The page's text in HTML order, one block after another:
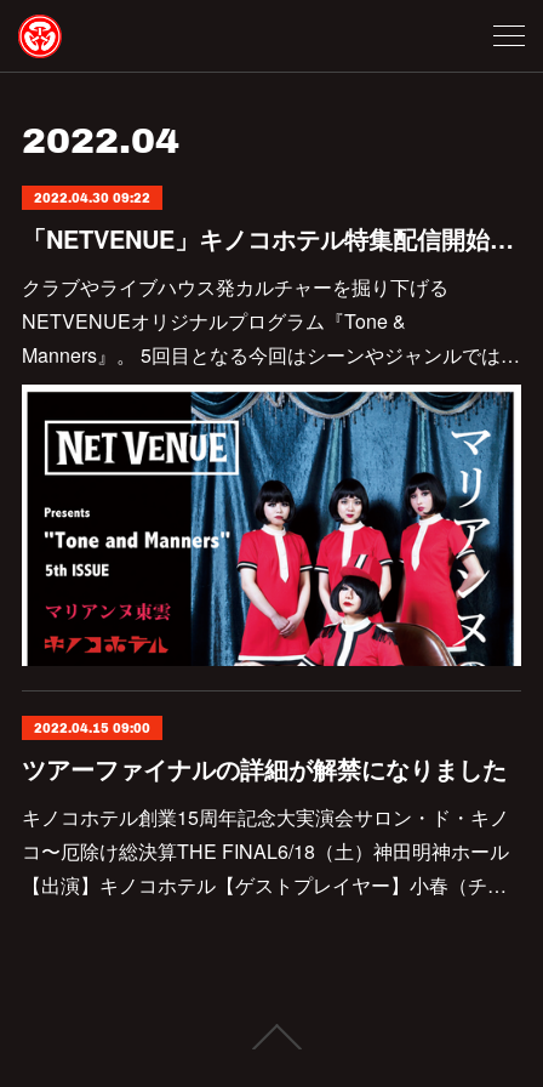
2022.04
2022.04.30 09:22
「NETVENUE」キノコホテル特集配信開始しました。
クラブやライブハウス発カルチャーを掘り下げる
NETVENUEオリジナルプログラム『Tone &
Manners』。 5回目となる今回はシーンやジャンルでは…
2022.04.15 09:00
ツアーファイナルの詳細が解禁になりました
キノコホテル創業15周年記念大実演会サロン・ド・キノ
コ〜厄除け総決算THE FINAL6/18（土）神田明神ホール
【出演】キノコホテル【ゲストプレイヤー】小春（チ…